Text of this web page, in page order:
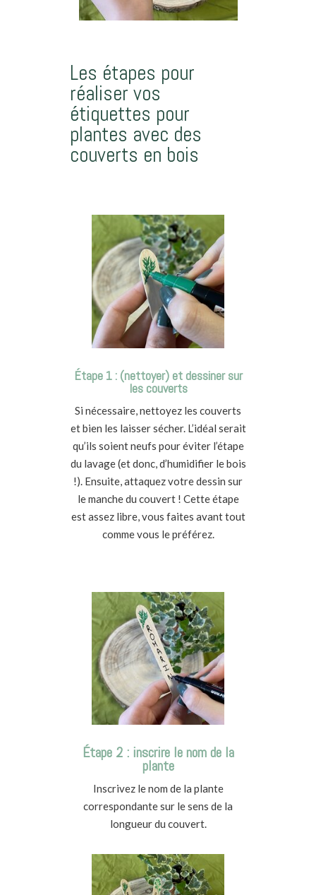
Les étapes pour
réaliser vos
étiquettes pour
plantes avec des
couverts en bois
Étape 1 : (nettoyer) et dessiner sur
les couverts
Si nécessaire, nettoyez les couverts
et bien les laisser sécher. L’idéal serait
qu’ils soient neufs pour éviter l’étape
du lavage (et donc, d’humidifier le bois
!). Ensuite, attaquez votre dessin sur
le manche du couvert ! Cette étape
est assez libre, vous faites avant tout
comme vous le préférez.
Étape 2 : inscrire le nom de la
plante
Inscrivez le nom de la plante
correspondante sur le sens de la
longueur du couvert.